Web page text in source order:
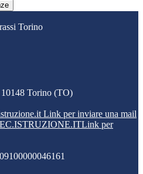
Torino
10148 Torino (TO)
Link per inviare una mail
Link per